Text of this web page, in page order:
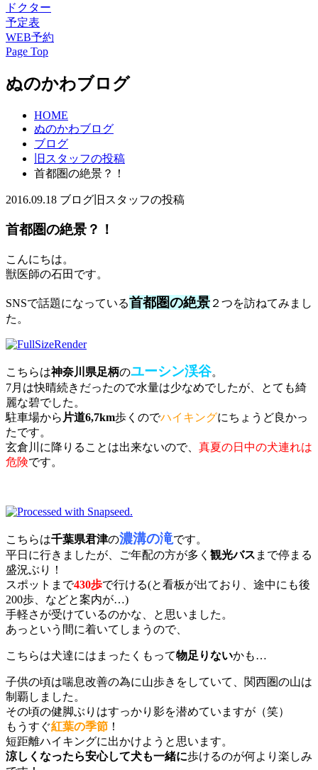
ドクター
予定表
WEB予約
Page Top
ぬのかわブログ
HOME
ぬのかわブログ
ブログ
旧スタッフの投稿
首都圏の絶景？！
2016.09.18 ブログ 旧スタッフの投稿
首都圏の絶景？！
こんにちは。
獣医師の石田です。
SNSで話題になっている首都圏の絶景 ２つを訪ねてみまし
た。
こちらは神奈川県足柄のユーシン渓谷。
7月は快晴続きだったので水量は少なめでしたが、とても綺
麗な碧でした。
駐車場から 片道6,7km歩くのでハイキングにちょうど良かっ
たです。
玄倉川に降りることは出来ないので、 真夏の日中の犬連れは
危険です。
こちらは千葉県君津の濃溝の滝です。
平日に行きましたが、ご年配の方が多く 観光バス まで停まる
盛況ぶり！
スポットまで430歩で行ける(と看板が出ており、途中にも後
200歩、などと案内が…)
手軽さが受けているのかな、と思いました。
あっという間に着いてしまうので、
こちらは犬達にはまったくもって物足りないかも…
子供の頃は喘息改善の為に山歩きをしていて、関西圏の山は
制覇しました。
その頃の健脚ぶりはすっかり影を潜めていますが（笑）
もうすぐ紅葉の季節 ！
短距離ハイキングに出かけようと思います。
涼しくなったら安心して犬も一緒に歩けるのが何より楽しみ